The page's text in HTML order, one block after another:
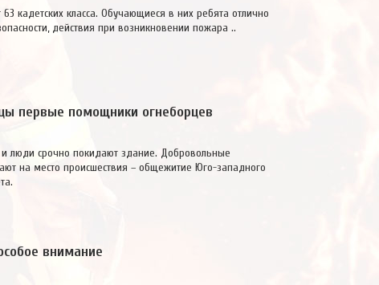
63 кадетских класса. Обучающиеся в них ребята отлично
действия при возникновении пожара ..
первые помощники огнеборцев
люди срочно покидают здание. Добровольные
на место происшествия – общежитие Юго-западного
внимание